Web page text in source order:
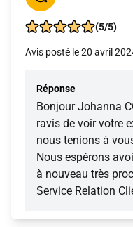
(5/5)
Avis posté le 20 avril
Réponse
Bonjour Johanna
ravis de voir votre
nous tenions à
Nous espérons
à nouveau très
Service Relation